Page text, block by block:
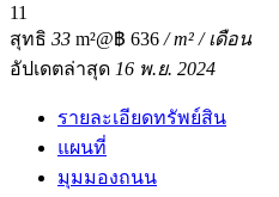
11
สุทธิ 33 m²@฿ 636 / m² / เดือน
อัปเดตล่าสุด 16 พ.ย. 2024
รายละเอียดทรัพย์สิน
แผนที่
มุมมองถนน